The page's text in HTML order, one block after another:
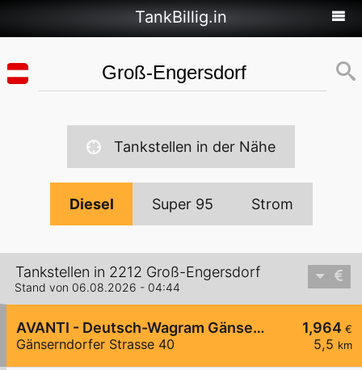
TankBillig.in
Tankstellen in der Nähe
Diesel Super 95 Strom
Tankstellen in 2212 Groß-Engersdorf
Stand von 06.08.2026 - 04:44
1,964 €
5,5 km
AVANTI - Deutsch-Wagram Gänserndorfer Straße 40
Gänserndorfer Strasse 40